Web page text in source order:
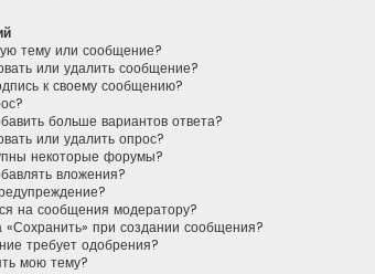
тему или сообщение?
или удалить сообщение?
к своему сообщению?
больше вариантов ответа?
или удалить опрос?
некоторые форумы?
вложения?
на сообщения модератору?
«Сохранить» при создании сообщения?
требует одобрения?
мою тему?